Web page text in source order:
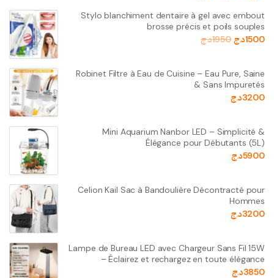
Stylo blanchiment dentaire à gel avec embout
brosse précis et poils souples
1500د.ج 1950د.ج
Robinet Filtre à Eau de Cuisine – Eau Pure, Saine
& Sans Impuretés
3200د.ج
Mini Aquarium Nanbor LED – Simplicité &
Élégance pour Débutants (5L)
5900د.ج
Celion Kail Sac à Bandoulière Décontracté pour
Hommes
3200د.ج
Lampe de Bureau LED avec Chargeur Sans Fil 15W
– Éclairez et rechargez en toute élégance
3850د.ج